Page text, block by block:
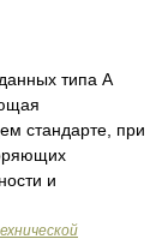
типа A
стандарте, при
и